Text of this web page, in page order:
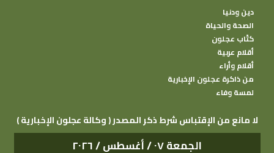
دين ودنيا
الصحة والحياة
كتًاب عجلون
أقلام عربية
أقلام وأراء
من ذاكرة عجلون الإخبارية
لمسة وفاء
( وكالة عجلون الإخبارية ) لا مانع من الإقتباس شرط ذكر المصدر
الجمعة ٠٧ / أغسطس / ٢٠٢٦